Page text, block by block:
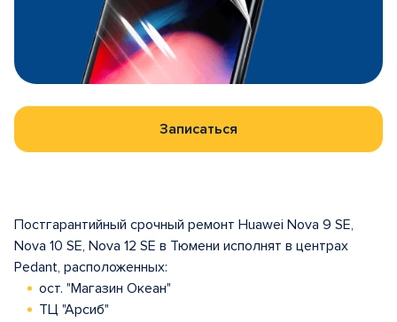
Записаться
Постгарантийный срочный ремонт Huawei Nova 9 SE,
Nova 10 SE, Nova 12 SE в Тюмени исполнят в центрах
Pedant, расположенных:
ост. "Магазин Океан"
ТЦ "Арсиб"